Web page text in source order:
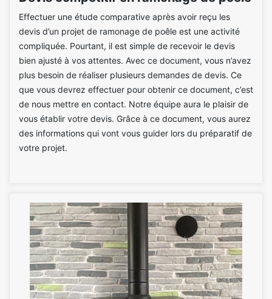
Effectuer une étude comparative après avoir reçu les
devis d’un projet de ramonage de poêle est une activité
compliquée. Pourtant, il est simple de recevoir le devis
bien ajusté à vos attentes. Avec ce document, vous n’avez
plus besoin de réaliser plusieurs demandes de devis. Ce
que vous devrez effectuer pour obtenir ce document, c’est
de nous mettre en contact. Notre équipe aura le plaisir de
vous établir votre devis. Grâce à ce document, vous aurez
des informations qui vont vous guider lors du préparatif de
votre projet.